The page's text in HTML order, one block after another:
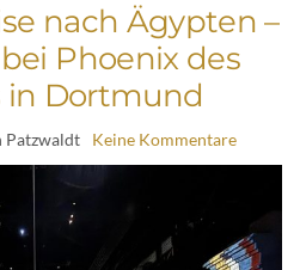
nach Ägypten –
Phoenix des
in Dortmund
Patzwaldt Keine Kommentare